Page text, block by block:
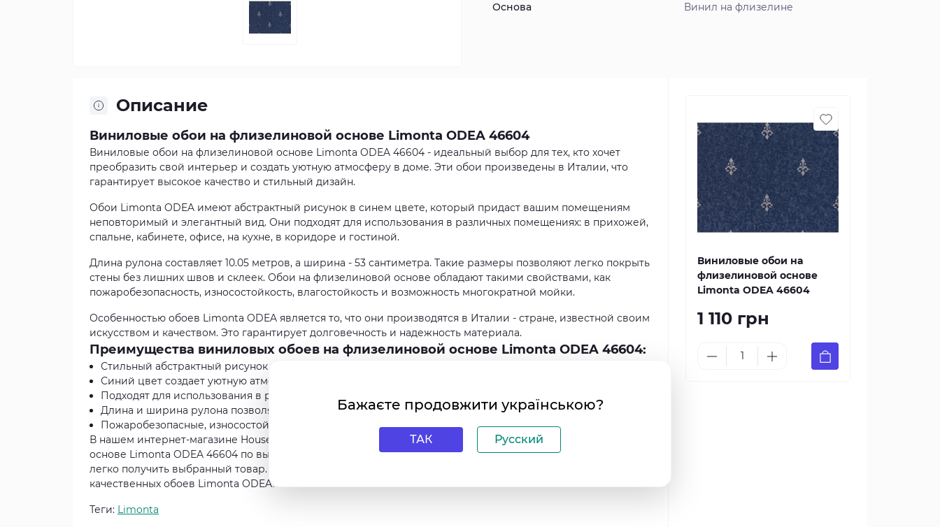
Основа Винил на флизелине
Описание
Виниловые обои на флизелиновой основе Limonta ODEA 46604
Виниловые обои на флизелиновой основе Limonta ODEA 46604 - идеальный выбор для тех, кто хочет
преобразить свой интерьер и создать уютную атмосферу в доме. Эти обои произведены в Италии, что
гарантирует высокое качество и стильный дизайн.
Обои Limonta ODEA имеют абстрактный рисунок в синем цвете, который придаст вашим помещениям
неповторимый и элегантный вид. Они подходят для использования в различных помещениях: в прихожей,
спальне, кабинете, офисе, на кухне, в коридоре и гостиной.
Длина рулона составляет 10.05 метров, а ширина - 53 сантиметра. Такие размеры позволяют легко покрыть
стены без лишних швов и склеек. Обои на флизелиновой основе обладают такими свойствами, как
пожаробезопасность, износостойкость, влагостойкость и возможность многократной мойки.
Особенностью обоев Limonta ODEA является то, что они производятся в Италии - стране, известной своим
искусством и качеством. Это гарантирует долговечность и надежность материала.
Преимущества виниловых обоев на флизелиновой основе Limonta ODEA 46604:
Стильный абстрактный рисунок
Синий цвет создает уютную атмосферу
Подходят для использования в различных помещениях
Длина и ширина рулона позволяют легко покрыть стены
Пожаробезопасные, износостойкие, влагостойкие и моющиеся
В нашем интернет-магазине HouseDecor.com.ua вы можете купить виниловые обои на флизелиновой
основе Limonta ODEA 46604 по выгодной цене. Мы предлагаем доставку по всей Украине, чтобы вы могли
легко получить выбранный товар. Не упустите возможность преобразить свое жилище с помощью
качественных обоев Limonta ODEA!
Теги: Limonta
Виниловые обои на
флизелиновой основе
Limonta ODEA 46604
1 110 грн
Бажаєте продовжити українською?
ТАК Русский